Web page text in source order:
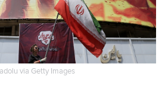
via Getty Images